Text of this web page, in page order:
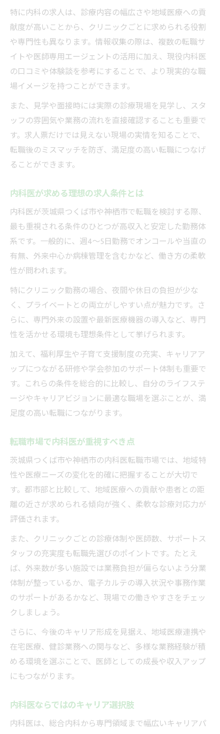
内科医が茨城県で成長できる環境とは
内科医キャリア形成の最適な選択肢
外来中心の勤務環境が叶う転職術
内科の外来勤務で負担軽減を実現
外来中心求人の内科医転職ポイント
内科医が選ぶ外来メインの働き方
外来勤務を重視した内科転職の勘所
柔軟な外来勤務を叶える内科求人探し
高収入とワークライフバランスを両立
内科医が目指す高収入転職の現実
内科医転職で両立する働き方の秘訣
ワークライフバランス重視の内科求人
内科医が選ぶ高収入職場の特徴とは
神栖市つくば市で内科医求人を見極める
内科求人選びで確認すべき重要ポイント
内科医転職先の見極め方と比較方法
内科医募集の求人情報を賢く分析する
内科医が求人票で注目したい条件一覧
理想に近い内科医求人を探すコツ
特に内科の求人は、診療内容の幅広さや地域医療への貢
献度が高いことから、クリニックごとに求められる役割
や専門性も異なります。情報収集の際は、複数の転職サ
イトや医師専用エージェントの活用に加え、現役内科医
の口コミや体験談を参考にすることで、より現実的な職
場イメージを持つことができます。
また、見学や面接時には実際の診療現場を見学し、スタ
ッフの雰囲気や業務の流れを直接確認することも重要で
す。求人票だけでは見えない現場の実情を知ることで、
転職後のミスマッチを防ぎ、満足度の高い転職につなげ
ることができます。
内科医が求める理想の求人条件とは
内科医が茨城県つくば市や神栖市で転職を検討する際、
最も重視される条件のひとつが高収入と安定した勤務体
系です。一般的に、週4～5日勤務でオンコールや当直の
有無、外来中心か病棟管理を含むかなど、働き方の柔軟
性が問われます。
特にクリニック勤務の場合、夜間や休日の負担が少な
く、プライベートとの両立がしやすい点が魅力です。さ
らに、専門外来の設置や最新医療機器の導入など、専門
性を活かせる環境も理想条件として挙げられます。
加えて、福利厚生や子育て支援制度の充実、キャリアア
ップにつながる研修や学会参加のサポート体制も重要で
す。これらの条件を総合的に比較し、自分のライフステ
ージやキャリアビジョンに最適な職場を選ぶことが、満
足度の高い転職につながります。
転職市場で内科医が重視すべき点
茨城県つくば市や神栖市の内科医転職市場では、地域特
性や医療ニーズの変化を的確に把握することが大切で
す。都市部と比較して、地域医療への貢献や患者との距
離の近さが求められる傾向が強く、柔軟な診療対応力が
評価されます。
また、クリニックごとの診療体制や医師数、サポートス
タッフの充実度も転職先選びのポイントです。たとえ
ば、外来数が多い施設では業務負担が偏らないよう分業
体制が整っているか、電子カルテの導入状況や事務作業
のサポートがあるかなど、現場での働きやすさをチェッ
クしましょう。
さらに、今後のキャリア形成を見据え、地域医療連携や
在宅医療、健診業務への関与など、多様な業務経験が積
める環境を選ぶことで、医師としての成長や収入アップ
にもつながります。
内科医ならではのキャリア選択肢
内科医は、総合内科から専門領域まで幅広いキャリアパ